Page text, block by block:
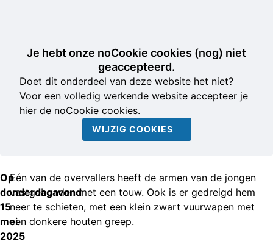
Je hebt onze noCookie cookies (nog) niet
geaccepteerd.
Doet dit onderdeel van deze website het niet?
Voor een volledig werkende website accepteer je
hier de noCookie cookies.
WIJZIG COOKIES
Op
donderdagavond
15
mei
2025
Eén van de overvallers heeft de armen van de jongen
vastgebonden met een touw. Ook is er gedreigd hem
neer te schieten, met een klein zwart vuurwapen met
een donkere houten greep.